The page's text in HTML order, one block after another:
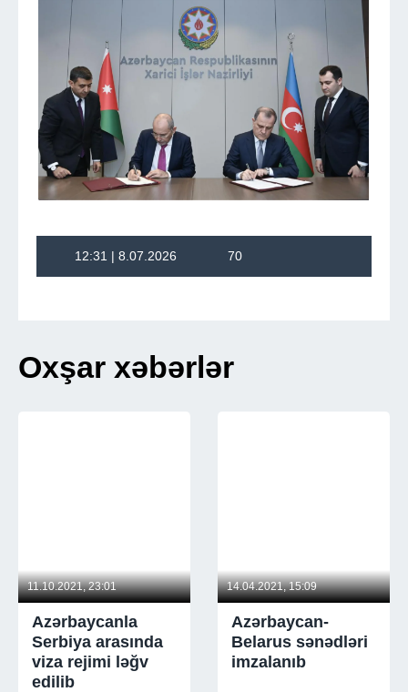
12:31 | 8.07.2026 70
Oxşar xəbərlər
11.10.2021, 23:01
Azərbaycanla
Serbiya arasında
viza rejimi ləğv
edilib
14.04.2021, 15:09
Azərbaycan-
Belarus sənədləri
imzalanıb